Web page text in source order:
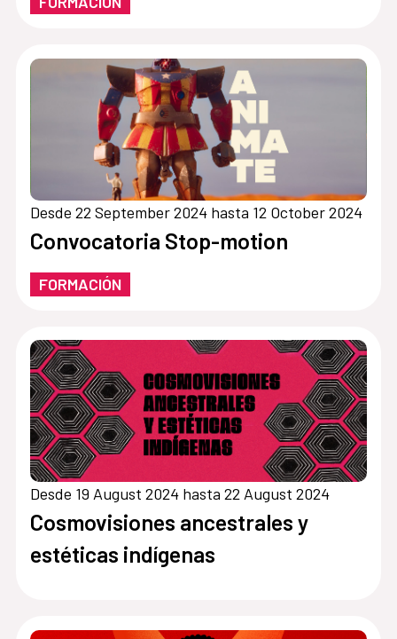
Desde 22 September 2024 hasta 12 October 2024
Convocatoria Stop-motion
FORMACIÓN
Desde 19 August 2024 hasta 22 August 2024
Cosmovisiones ancestrales y
estéticas indígenas